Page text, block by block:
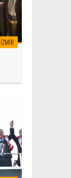
İZMIR